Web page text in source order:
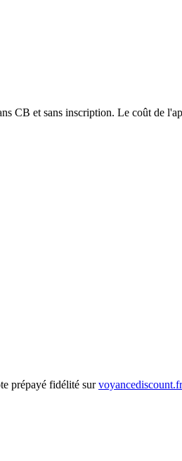
CB et sans inscription. Le coût de
prépayé fidélité survoyancediscount.fr